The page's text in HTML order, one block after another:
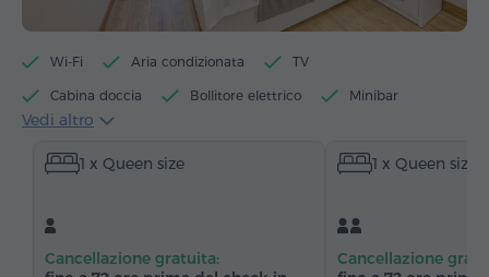
Wi-Fi Aria condizionata TV
Cabina doccia Bollitore elettrico Minibar
Articoli da toeletta
Asciugacapelli
Sedia Servizio sveglia
Canali via cavo Pavimenti in parquet
Vedi altro
1 x Queen size
Cancellazione gratuita:
1 x Queen size
Cancellazione